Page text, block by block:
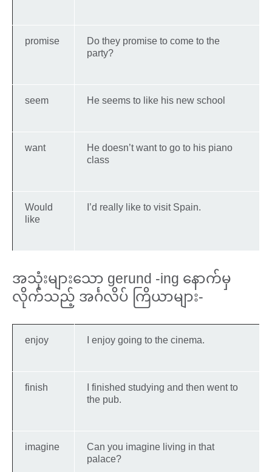
promise
Do they promise to come to the
party?
seem He seems to like his new school
want
He doesn’t want to go to his piano
class
Would
like
I’d really like to visit Spain.
အသုံးများသော gerund -ing နောက်မှ
လိုက်သည့် အင်္ဂလိပ် ကြိယာများ-
enjoy I enjoy going to the cinema.
finish
I finished studying and then went to
the pub.
imagine
Can you imagine living in that
palace?